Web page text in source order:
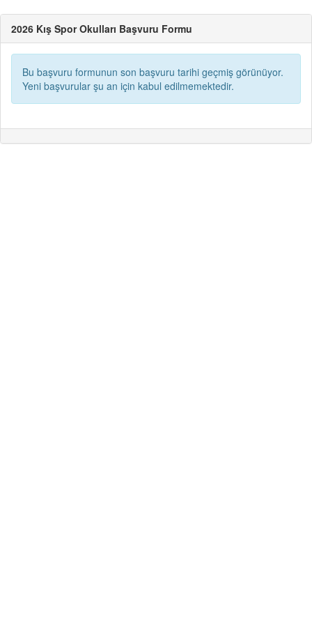
2026 Kış Spor Okulları Başvuru Formu
Bu başvuru formunun son başvuru tarihi geçmiş görünüyor.
Yeni başvurular şu an için kabul edilmemektedir.